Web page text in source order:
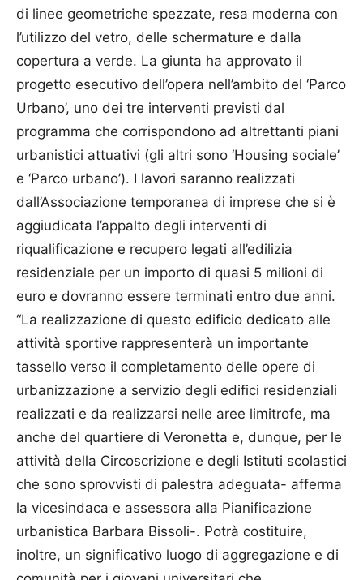
di linee geometriche spezzate, resa moderna con
l’utilizzo del vetro, delle schermature e dalla
copertura a verde. La giunta ha approvato il
progetto esecutivo dell’opera nell’ambito del ‘Parco
Urbano’, uno dei tre interventi previsti dal
programma che corrispondono ad altrettanti piani
urbanistici attuativi (gli altri sono ‘Housing sociale’
e ‘Parco urbano’). I lavori saranno realizzati
dall’Associazione temporanea di imprese che si è
aggiudicata l’appalto degli interventi di
riqualificazione e recupero legati all’edilizia
residenziale per un importo di quasi 5 milioni di
euro e dovranno essere terminati entro due anni.
“La realizzazione di questo edificio dedicato alle
attività sportive rappresenterà un importante
tassello verso il completamento delle opere di
urbanizzazione a servizio degli edifici residenziali
realizzati e da realizzarsi nelle aree limitrofe, ma
anche del quartiere di Veronetta e, dunque, per le
attività della Circoscrizione e degli Istituti scolastici
che sono sprovvisti di palestra adeguata- afferma
la vicesindaca e assessora alla Pianificazione
urbanistica Barbara Bissoli-. Potrà costituire,
inoltre, un significativo luogo di aggregazione e di